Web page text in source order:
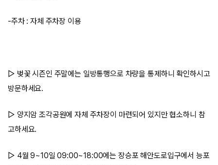
-주차 : 자체 주차장 이용
▷ 벚꽃 시즌인 주말에는 일방통행으로 차량을 통제하니 확인하시고
방문하세요.
▷ 양지암 조각공원에 자체 주차장이 마련되어 있지만 협소하니 참
고하세요.
▷ 4월 9~10일 09:00~18:00에는 장승포 해안도로입구에서 능포